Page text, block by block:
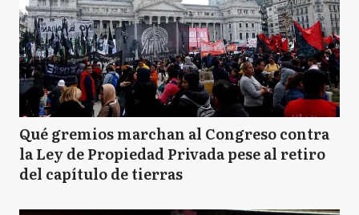
Qué gremios marchan al Congreso contra
la Ley de Propiedad Privada pese al retiro
del capítulo de tierras